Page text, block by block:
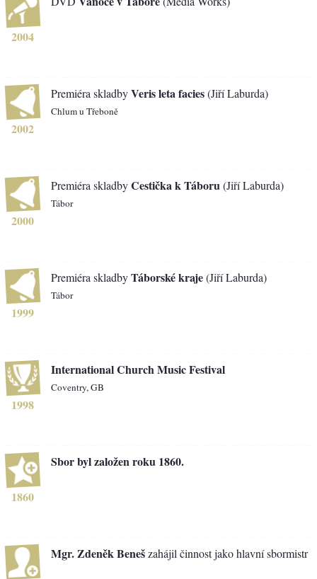
2004
2002
Premiéra skladbyVeris leta facies(Jiří Laburda)
Chlum u Třeboně
2000
Premiéra skladbyCestička k Táboru (Jiří Laburda)
Tábor
1999
Premiéra skladbyTáborské kraje(Jiří Laburda)
Tábor
1998
International Church Music Festival
Coventry, GB
1860
Sbor byl založen roku 1860.
Mgr. Zdeněk Benešzahájil činnost jako hlavní sbormistr